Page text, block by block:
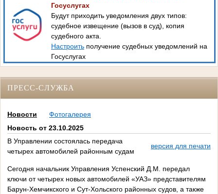
Госуслугах
Будут приходить уведомления двух типов:
судебное извещение (вызов в суд), копия
судебного акта.
Настроить получение судебных уведомлений на
Госуслугах
ПРЕСС-СЛУЖБА
Новости
Фотогалерея
Новость от 23.10.2025
В Управлении состоялась передача
четырех автомобилей районным судам
версия для печати
Сегодня начальник Управления Успенский Д.М. передал
ключи от четырех новых автомобилей «УАЗ» представителям
Барун-Хемчикского и Сут-Хольского районных судов, а также